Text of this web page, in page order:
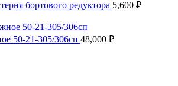
бортового редуктора 5,600 ₽
50-21-305/306сп 48,000 ₽